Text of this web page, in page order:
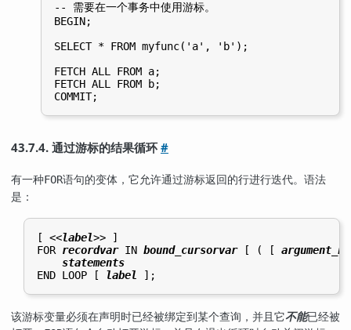
-- 需要在一个事务中使用游标。
BEGIN;
SELECT * FROM myfunc('a', 'b');
FETCH ALL FROM a;
FETCH ALL FROM b;
43.7.4. 通过游标的结果循环#
有一种FOR语句的变体，它允许通过游标返回的行进行迭代。语法
是：
[ <<label>>
]
FOR recordvar IN bound_cursorvar [ ( [
statements
END LOOP [
label
该游标变量必须在声明时已经被绑定到某个查询，并且它不能已经被